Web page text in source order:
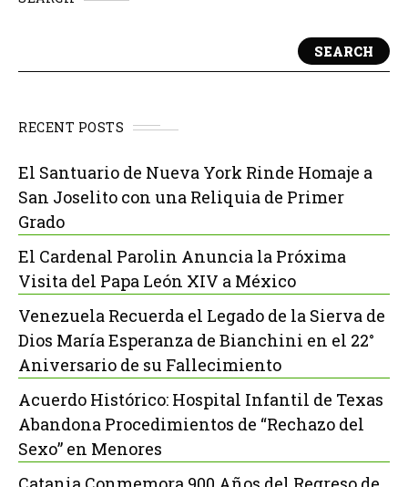
SEARCH
RECENT POSTS
El Santuario de Nueva York Rinde Homaje a
San Joselito con una Reliquia de Primer
Grado
El Cardenal Parolin Anuncia la Próxima
Visita del Papa León XIV a México
Venezuela Recuerda el Legado de la Sierva de
Dios María Esperanza de Bianchini en el 22°
Aniversario de su Fallecimiento
Acuerdo Histórico: Hospital Infantil de Texas
Abandona Procedimientos de “Rechazo del
Sexo” en Menores